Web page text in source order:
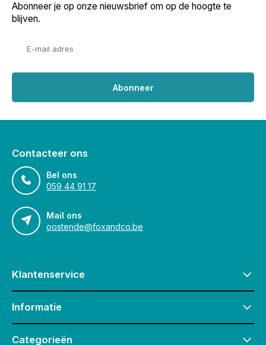
Abonneer je op onze nieuwsbrief om op de hoogte te
blijven.
Abonneer
Contacteer ons
Bel ons
059 44 91 17
Mail ons
oostende@foxandco.be
Klantenservice
Informatie
Categorieën